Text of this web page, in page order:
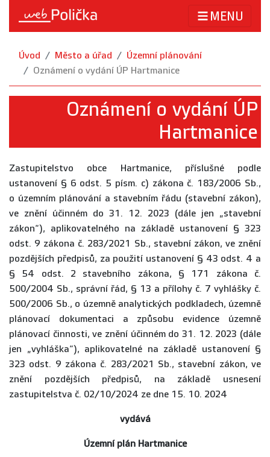
MENU
Úvod Město a úřad
Územní plánování
Oznámení o vydání ÚP Hartmanice
Oznámení o vydání ÚP
Hartmanice
Zastupitelstvo obce Hartmanice, příslušné podle
ustanovení § 6 odst. 5 písm. c) zákona č. 183/2006 Sb.,
o územním plánování a stavebním řádu (stavební zákon),
ve znění účinném do 31. 12. 2023 (dále jen „stavební
zákon“), aplikovatelného na základě ustanovení § 323
odst. 9 zákona č. 283/2021 Sb., stavební zákon, ve znění
pozdějších předpisů, za použití ustanovení § 43 odst. 4 a
§ 54 odst. 2 stavebního zákona, § 171 zákona č.
500/2004 Sb., správní řád, § 13 a přílohy č. 7 vyhlášky č.
500/2006 Sb., o územně analytických podkladech, územně
plánovací dokumentaci a způsobu evidence územně
plánovací činnosti, ve znění účinném do 31. 12. 2023 (dále
jen „vyhláška“), aplikovatelné na základě ustanovení §
323 odst. 9 zákona č. 283/2021 Sb., stavební zákon, ve
znění pozdějších předpisů, na základě usnesení
zastupitelstva č. 02/10/2024 ze dne 15. 10. 2024
vydává
Územní plán Hartmanice